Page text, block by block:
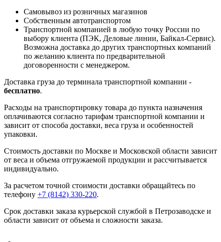
Самовывоз из розничных магазинов
Собственным автотранспортом
Транспортной компанией в любую точку России по
выбору клиента (ПЭК, Деловые линии, Байкал-Сервис).
Возможна доставка до других транспортных компаний
по желанию клиента по предварительной
договоренности с менеджером.
Доставка груза до терминала транспортной компании -
бесплатно.
Расходы на транспортировку товара до пункта назначения
оплачиваются согласно тарифам транспортной компании и
зависит от способа доставки, веса груза и особенностей
упаковки.
Стоимость доставки по Москве и Московской области зависит
от веса и объема отгружаемой продукции и рассчитывается
индивидуально.
За расчетом точной стоимости доставки обращайтесь по
телефону +7 (8142) 330-220.
Срок доставки заказа курьерской службой в Петрозаводске и
области зависит от объема и сложности заказа.